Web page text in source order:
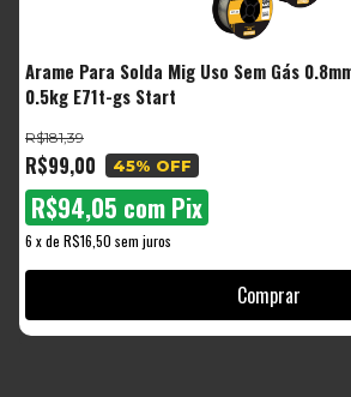
Arame Para Solda Mig Uso Sem Gás
0.5kg E71t-gs Start
R$99,00
R$181,39
45% OFF
6 xde R$16,50 sem juros
R$94,05 com Pix